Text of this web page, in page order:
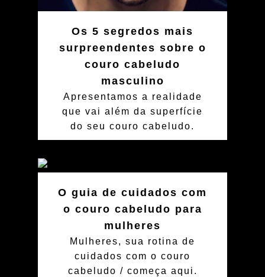
Os 5 segredos mais
surpreendentes sobre o
couro cabeludo
masculino
Apresentamos a realidade
que vai além da superfície
do seu couro cabeludo.
O guia de cuidados com
o couro cabeludo para
mulheres
Mulheres, sua rotina de
cuidados com o couro
cabeludo / começa aqui.